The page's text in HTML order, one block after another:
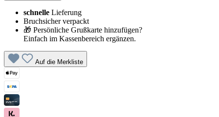
schnelle Lieferung
Bruchsicher verpackt
🎁 Persönliche Grußkarte hinzufügen?
Einfach im Kassenbereich ergänzen.
Auf die Merkliste